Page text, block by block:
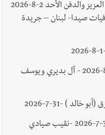
وفاة الشاب موسى محمد خلف عبد العزيز والدفن الأحد 2-8-2026
صيدا- لبنان – جريدة
وفاة بدرية يوسف بديري -الدفن 1-8-2026 - آل بديري ويوسف
خالد ) -31-7-2026
وفاة الحاج مصطفى محمود بوجي -31-7-2026 -نقيب صيادي